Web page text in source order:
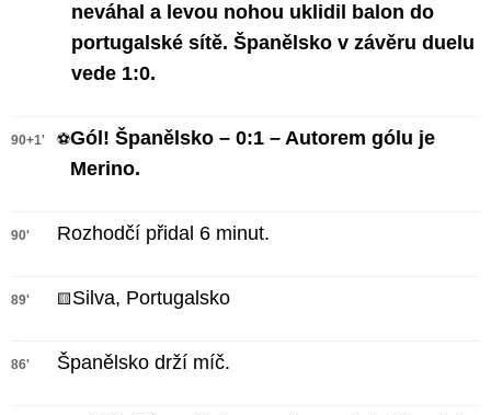
neváhal a levou nohou uklidil balon do
portugalské sítě. Španělsko v závěru duelu
vede 1:0.
90+1' ⚽Gól! Španělsko – 0:1 – Autorem gólu je
Merino.
90' Rozhodčí přidal 6 minut.
89' 🟨Silva, Portugalsko
86' Španělsko drží míč.